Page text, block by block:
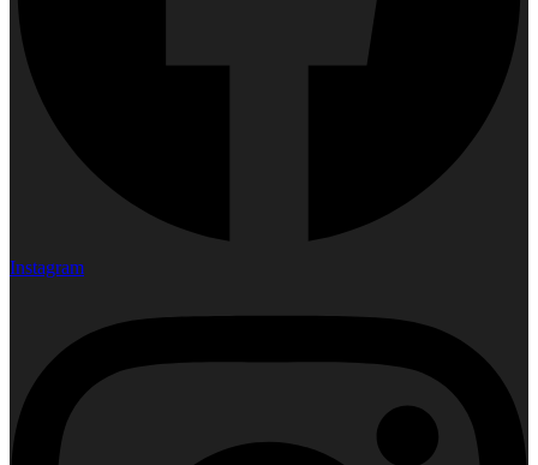
Instagram